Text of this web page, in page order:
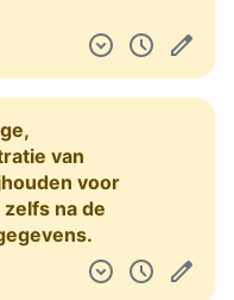
van
voor
na de